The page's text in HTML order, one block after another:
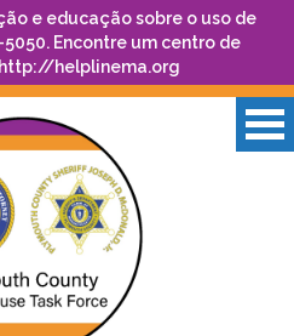
e educação sobre o uso de
Encontre um centro de
http://helplinema.org